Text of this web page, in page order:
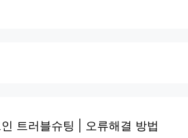
트러블슈팅 | 오류해결 방법